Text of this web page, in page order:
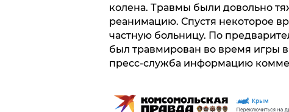
колена. Травмы были довольно
реанимацию. Спустя некоторое
частную больницу. По
был травмирован во время игры
пресс-служба информацию